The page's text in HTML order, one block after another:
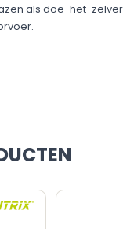
als doe-het-